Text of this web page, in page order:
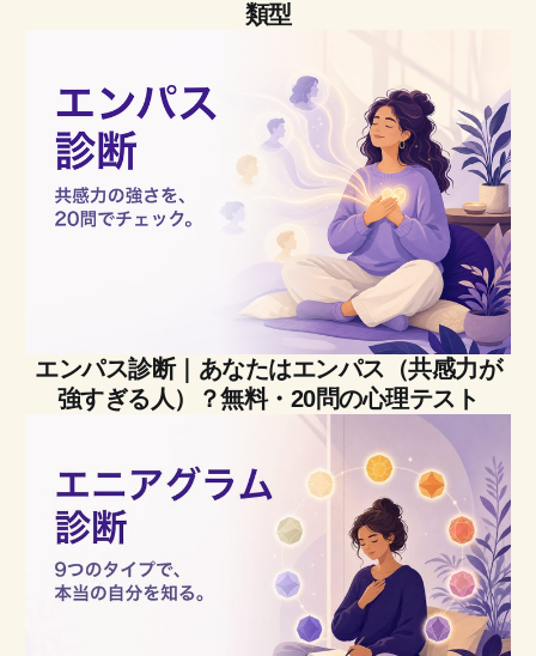
類型
エンパス診断｜あなたはエンパス（共感力が
強すぎる人）？無料・20問の心理テスト